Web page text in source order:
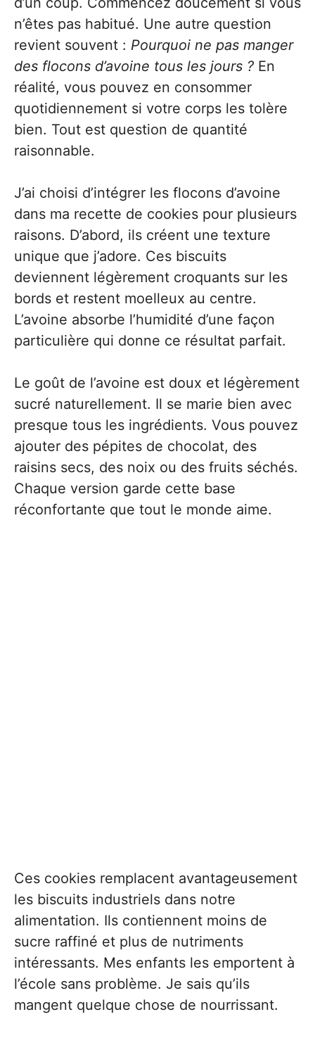
n’êtes pas habitué. Une autre question
revient souvent : Pourquoi ne pas manger
des flocons d’avoine tous les jours ? En
réalité, vous pouvez en consommer
quotidiennement si votre corps les tolère
bien. Tout est question de quantité
raisonnable.
J’ai choisi d’intégrer les flocons d’avoine
dans ma recette de cookies pour plusieurs
raisons. D’abord, ils créent une texture
unique que j’adore. Ces biscuits
deviennent légèrement croquants sur les
bords et restent moelleux au centre.
L’avoine absorbe l’humidité d’une façon
particulière qui donne ce résultat parfait.
Le goût de l’avoine est doux et légèrement
sucré naturellement. Il se marie bien avec
presque tous les ingrédients. Vous pouvez
ajouter des pépites de chocolat, des
raisins secs, des noix ou des fruits séchés.
Chaque version garde cette base
réconfortante que tout le monde aime.
Ces cookies remplacent avantageusement
les biscuits industriels dans notre
alimentation. Ils contiennent moins de
sucre raffiné et plus de nutriments
intéressants. Mes enfants les emportent à
l’école sans problème. Je sais qu’ils
mangent quelque chose de nourrissant.